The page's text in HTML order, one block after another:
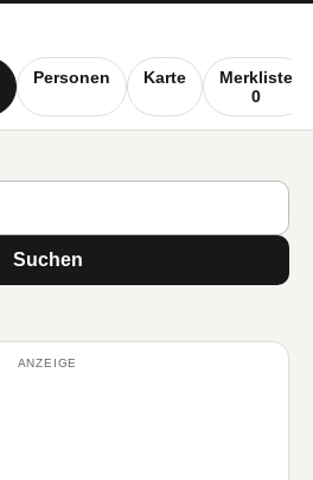
Personen Karte
Merkliste
0
Suchen
ANZEIGE